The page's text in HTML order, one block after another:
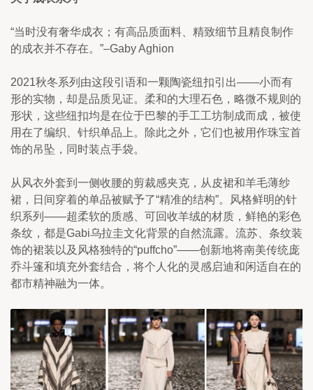
“当时没有奢华成衣；有高品质面料、精致细节且精良制作
的成衣并不存在。”–Gaby Aghion
2021秋冬系列由这段引语和一颗陶瓷纽扣引出——小而有
形的实物，却是品质见证。柔和的大理石色，略微不规则的
形状，这些纽扣均是在位于巴黎的手工工坊制成而成，被使
用在了编织、针织单品上。除此之外，它们也被用作珠宝首
饰的吊坠，同时装点手袋。
从风衣外套到一侧收腰的剪裁感夹克，从皮裙和羊毛薄纱
裙，日间穿着的单品被赋予了“精准的结构”。风格鲜明的针
织系列——超柔软的质感、可回收羊绒的材质，鲜艳的彩色
条纹，都是Gabi乌拉圭文化背景的自然流露。流苏、条纹装
饰的裙装以及风格独特的“puffcho”——创新地将南美传统庞
乔斗篷和填充外套结合，将个人化的灵感启迪和闲适自在的
都市精神融为一体。